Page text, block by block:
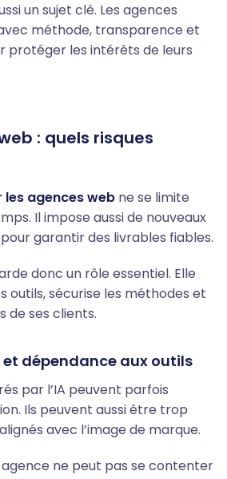
un sujet clé. Les agences
méthode, transparence et
protéger les intérêts de leurs
: quels risques
les agences web ne se limite
Il impose aussi de nouveaux
garantir des livrables fiables.
donc un rôle essentiel. Elle
outils, sécurise les méthodes et
de ses clients.
dépendance aux outils
par l’IA peuvent parfois
Ils peuvent aussi être trop
avec l’image de marque.
agence ne peut pas se contenter